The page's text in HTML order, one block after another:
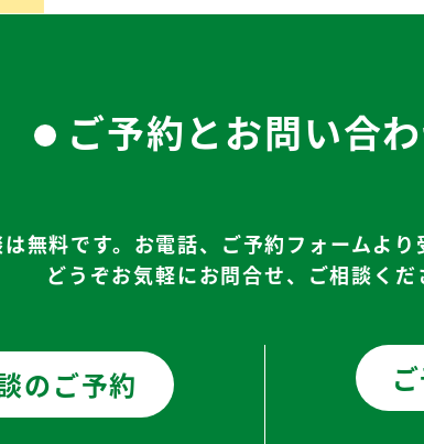
ご予約とお問い合
無料です。お電話、ご予約フォームより
どうぞお気軽にお問合せ、ご相談くだ
のご予約